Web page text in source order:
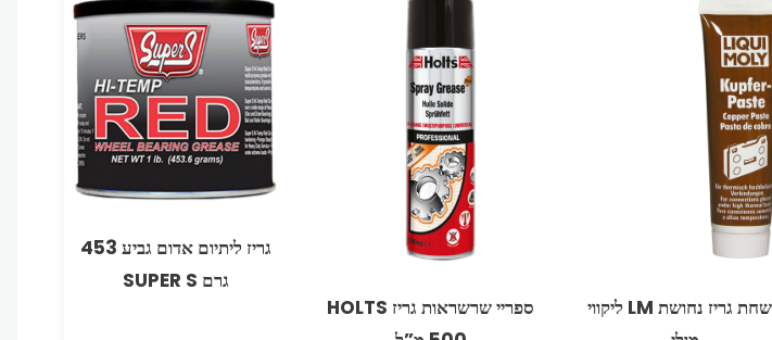
משחת גריז נחושת LM ליקווי
ספריי שרשראות גריז HOLTS
גריז ליתיום אדום גביע 453
גרם SUPER S